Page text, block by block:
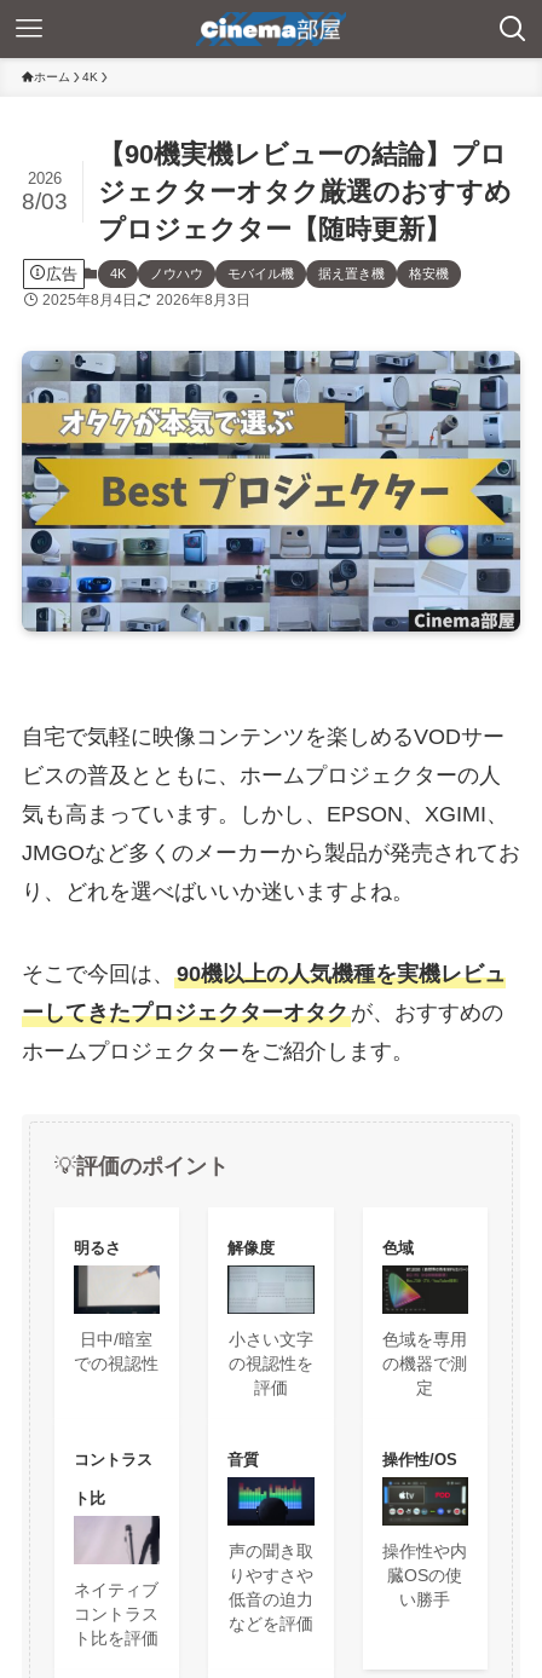
ホーム 4K
【90機実機レビューの結論】プロ
ジェクターオタク厳選のおすすめ
プロジェクター【随時更新】
2026
8/03
広告 4K ノウハウ モバイル機 据え置き機 格安機
2025年8月4日 2026年8月3日
自宅で気軽に映像コンテンツを楽しめるVODサー
ビスの普及とともに、ホームプロジェクターの人
気も高まっています。しかし、EPSON、XGIMI、
JMGOなど多くのメーカーから製品が発売されてお
り、どれを選べばいいか迷いますよね。
そこで今回は、 90機以上の人気機種を実機レビュ
ーしてきたプロジェクターオタクが、おすすめの
ホームプロジェクターをご紹介します。
💡評価のポイント
明るさ
日中/暗室
での視認性
解像度
小さい文字
の視認性を
評価
色域
色域を専用
の機器で測
定
コントラス
ト比
ネイティブ
コントラス
ト比を評価
音質
声の聞き取
りやすさや
低音の迫力
などを評価
操作性/OS
操作性や内
臓OSの使
い勝手